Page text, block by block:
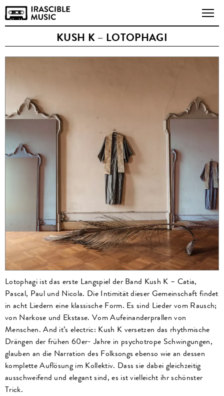
KUSH K – LOTOPHAGI
Lotophagi ist das erste Langspiel der Band Kush K – Catia,
Pascal, Paul und Nicola. Die Intimität dieser Gemeinschaft findet
in acht Liedern eine klassische Form. Es sind Lieder vom Rausch;
von Narkose und Ekstase. Vom Aufeinanderprallen von
Menschen. And it’s electric: Kush K versetzen das rhythmische
Drängen der frühen 60er- Jahre in psychotrope Schwingungen,
glauben an die Narration des Folksongs ebenso wie an dessen
komplette Auflösung im Kollektiv. Dass sie dabei gleichzeitig
ausschweifend und elegant sind, es ist vielleicht ihr schönster
Trick.